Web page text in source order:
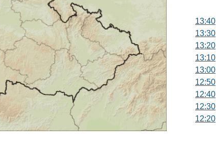
13:40
13:30
13:20
13:10
13:00
12:50
12:40
12:30
12:20